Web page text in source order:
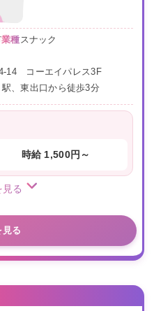
業種 スナック
14 コーエイパレス3F
、東出口から徒歩3分
時給 1,500円～
る
見る